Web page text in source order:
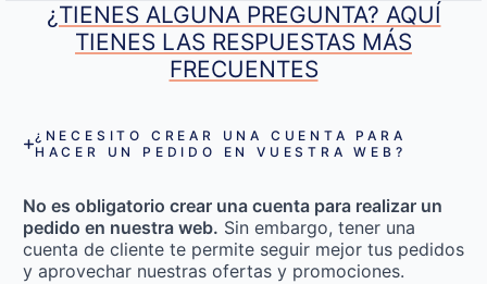
¿TIENES ALGUNA PREGUNTA? AQUÍ
TIENES LAS RESPUESTAS MÁS
FRECUENTES
¿NECESITO CREAR UNA CUENTA PARA
HACER UN PEDIDO EN VUESTRA WEB?
No es obligatorio crear una cuenta para realizar un
pedido en nuestra web. Sin embargo, tener una
cuenta de cliente te permite seguir mejor tus pedidos
y aprovechar nuestras ofertas y promociones.